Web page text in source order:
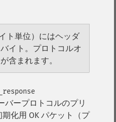
ト単位）にはヘッダ
イト。プロトコルオ
含まれます。
バープロトコルのプリ
化用 OK パケット（プ